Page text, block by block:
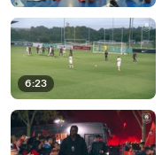
6:23